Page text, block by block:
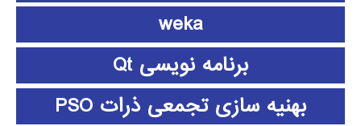
weka
برنامه نویسی Qt
بهنیه سازی تجمعی ذرات PSO